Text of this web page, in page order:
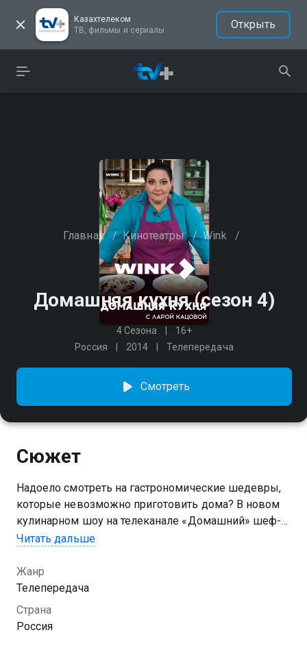
Казахтелеком
ТВ, фильмы и сериалы
Открыть
Главная / Кинотеатры / Wink /
Домашняя кухня (сезон 4)
4 Сезона
16+
Россия
2014 Телепередача
Смотреть
Сюжет
Надоело смотреть на гастрономические шедевры,
которые невозможно приготовить дома? В новом
кулинарном шоу на телеканале «Домашний» шеф-
повар Лара Кацова поделится секретами простых и
Посмотреть онлайн 4 сезон сериала Домашняя
кухня вы можете совершенно бесплатно в хорошем
HD качестве на Казахтелеком
Читать дальше
Жанр
Телепередача
Страна
Россия